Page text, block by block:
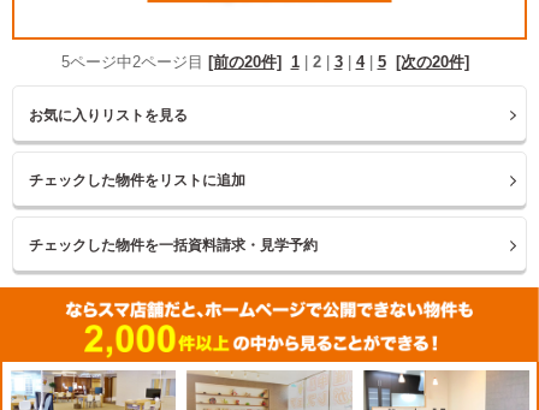
5ページ中2ページ目 [前の20件] 1| 2| 3| 4| 5 [次の20件]
お気に入りリストを見る